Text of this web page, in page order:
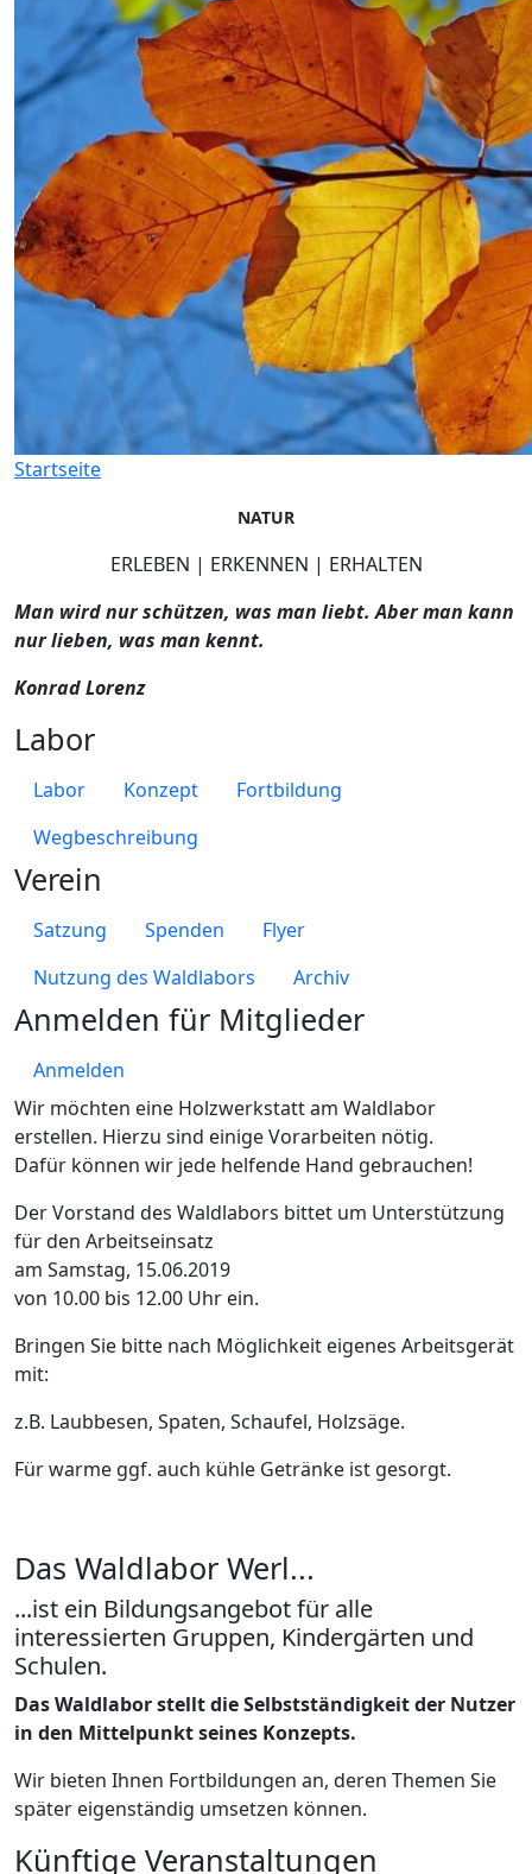
Startseite
Wir möchten eine Holzwerkstatt am Waldlabor
erstellen. Hierzu sind einige Vorarbeiten nötig.
Dafür können wir jede helfende Hand gebrauchen!
Der Vorstand des Waldlabors bittet um Unterstützung
für den Arbeitseinsatz
am Samstag, 15.06.2019
von 10.00 bis 12.00 Uhr ein.
Bringen Sie bitte nach Möglichkeit eigenes Arbeitsgerät
mit:
z.B. Laubbesen, Spaten, Schaufel, Holzsäge.
Für warme ggf. auch kühle Getränke ist gesorgt.
NATUR
ERLEBEN | ERKENNEN | ERHALTEN
Man wird nur schützen, was man liebt. Aber man kann
nur lieben, was man kennt.
Konrad Lorenz
Labor
Labor Konzept
Fortbildung
Wegbeschreibung
Verein
Satzung Spenden
Flyer
Nutzung des Waldlabors
Archiv
Anmelden für Mitglieder
Anmelden
Das Waldlabor Werl...
...ist ein Bildungsangebot für alle
interessierten Gruppen, Kindergärten und
Schulen.
Das Waldlabor stellt die Selbstständigkeit der Nutzer
in den Mittelpunkt seines Konzepts.
Wir bieten Ihnen Fortbildungen an, deren Themen Sie
später eigenständig umsetzen können.
Künftige Veranstaltungen